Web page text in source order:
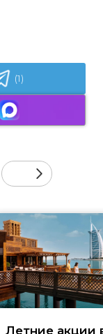
(1)
Летние акции